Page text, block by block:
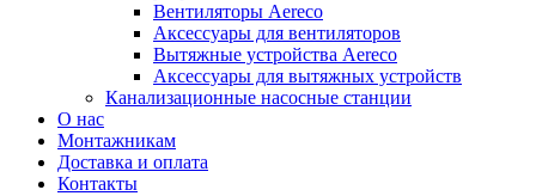
Вентиляторы Aereco
Аксессуары для вентиляторов
Вытяжные устройства Aereco
Аксессуары для вытяжных устройств
Канализационные насосные станции
О нас
Монтажникам
Доставка и оплата
Контакты